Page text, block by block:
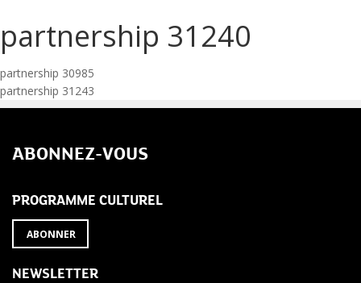
partnership 31240
Navigation
de
l’article
partnership 30985
partnership 31243
ABONNEZ-VOUS
PROGRAMME CULTUREL
ABONNER
NEWSLETTER